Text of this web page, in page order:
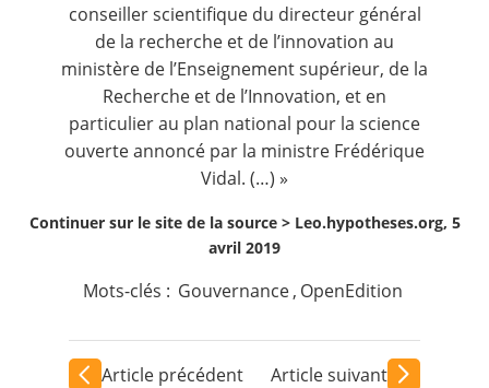
conseiller scientifique du directeur général
de la recherche et de l’innovation au
ministère de l’Enseignement supérieur, de la
Recherche et de l’Innovation, et en
particulier au plan national pour la science
ouverteannoncé par la ministre Frédérique
Vidal. (…) »
Continuer sur le site de la source > Leo.hypotheses.org, 5
avril 2019
Mots-clés : Gouvernance, OpenEdition
Article précédent Article suivant